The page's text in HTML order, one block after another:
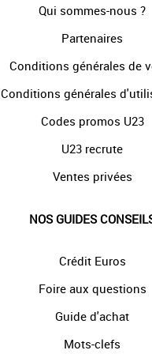
Qui sommes-nous ?
Partenaires
Conditions générales de
Conditions générales
Codes promos U23
U23 recrute
Ventes privées
NOS GUIDES
Crédit Euros
Foire aux questions
Guide d'achat
Mots-clefs